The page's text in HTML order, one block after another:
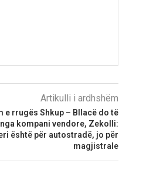
Artikulli i ardhshëm
e rrugës Shkup – Bllacë do të
kompani vendore, Zekolli:
është për autostradë, jo për
magjistrale